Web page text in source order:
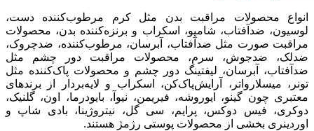
انواع محصولات مراقبت بدن مثل کرم مرطوب‌کننده دست،
لوسیون، ضدآفتاب، شامپو، اسکراب و برنزه‌کننده بدن، محصولات
مراقبت صورت مثل ضدآفتاب، آبرسان، مرطوب‌کننده، ضدچروک،
ضدلک، ضدجوش، سرم، محصولات مراقبت دور چشم مثل
ضدآفتاب، آبرسان، لیفتینگ دور چشم و محصولات پاک‌کننده مثل
تونر، میسلارواتر، آرایش‌پاک‌کن، اسکراب و لایه‌بردار از برندهای
معتبری چون گینو، ایوروشه، فیری‍من، نیوآ، بایودرما، اون، گلنیک،
دوکری، فیس‌ دوکس، پرایم، سی‌ گل، نیتروژینا، بادی‌ شاپ و
اوردینری بخشی از محصولات پوستی رژمژ هستند.